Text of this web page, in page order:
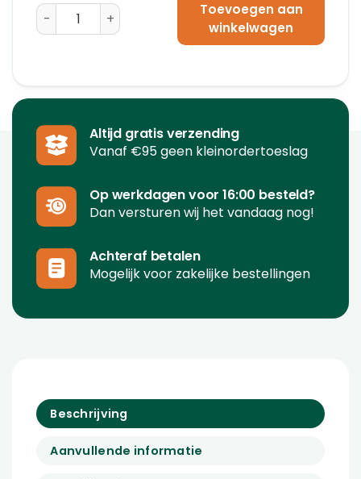
Amerikaanse Vouwdoos 550 x 350 x 350 - BC-Golf
Toevoegen aan
winkelwagen
Altijd gratis verzending
Vanaf €95 geen kleinordertoeslag
Op werkdagen voor 16:00 besteld?
Dan versturen wij het vandaag nog!
Achteraf betalen
Mogelijk voor zakelijke bestellingen
Beschrijving
Aanvullende informatie